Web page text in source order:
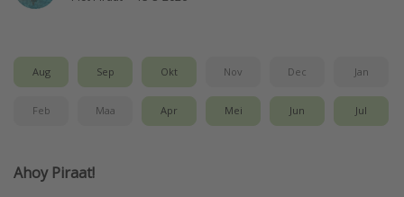
Meer onderwerpen
Reisblog
25 beste pretparken
Aug Sep Okt Nov Dec Jan
Feb Maa Apr Mei Jun Jul
Ahoy Piraat!